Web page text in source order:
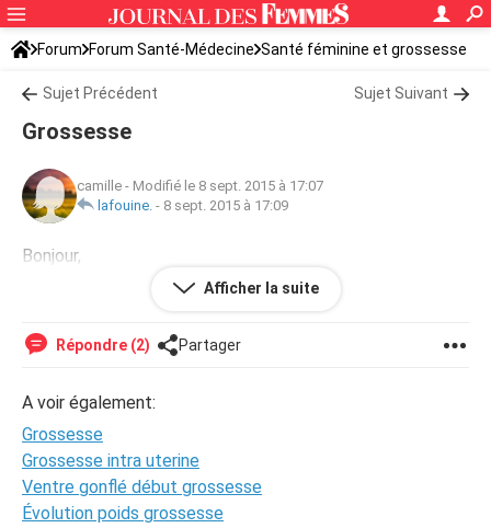
Forum Forum Santé-Médecine Santé féminine et grossesse
Sujet Précédent Sujet Suivant
Grossesse
camille - Modifié le 8 sept. 2015 à 17:07
lafouine. - 8 sept. 2015 à 17:09
Bonjour,
a tous je suis enceinte de 6 voir 7 semaine et mon to de
beta h.c.g et de 37 938
Afficher la suite
Répondre (2) Partager
A voir également:
Grossesse
Grossesse intra uterine
Ventre gonflé début grossesse
Évolution poids grossesse